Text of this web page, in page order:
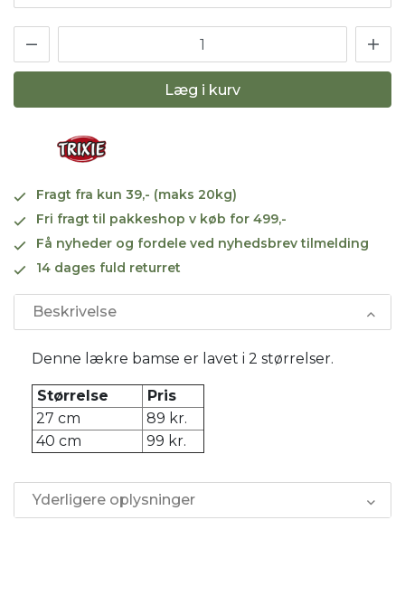
Læg i kurv
Fragt fra kun 39,- (maks 20kg)
Fri fragt til pakkeshop v køb for 499,-
Få nyheder og fordele ved nyhedsbrev tilmelding
14 dages fuld returret
Beskrivelse
Denne lækre bamse er lavet i 2 størrelser.
Størrelse
Pris
27 cm
89 kr.
40 cm
99 kr.
Yderligere oplysninger